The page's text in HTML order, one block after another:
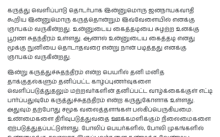
கருத்து வெளிப்பாடு தொடர்பாக இன்னுமொரு ஜனநாயகவாதி
கூறிய இன்னுமொரு கருத்தொன்றும் இவ்வேளையில் எனக்கு
ஞாபகம் வருகின்றது. உன்னுடைய கைத்தடியை சுழற்ற உனக்கு
பூரண சுதந்திரம் உள்ளது. ஆனால் உன்னுடைய கைத்தடி எனது
மூக்கு நுனியை தொடாதவரை என்று நான் படித்தது எனக்கு
ஞாபகம் வருகின்றது.
இன்று கருத்துச்சுதந்திரம் என்ற பெயரில் தனி மனித
தாக்குதல்களும் தனிப்பட்ட காழ்ப்புணர்வுகளை
வெளிப்படுத்துதலும் மற்றவர்களின் தனிப்பட்ட வாழ்க்கைக்குள் எட்டி
பார்ப்பதுவுமே கருத்துச்சுதந்திரம் என்ற கருதுகோளாக உள்ளது.
அதுவும் தற்போது சமூக வலைத்தளங்கள் பல்கிப்பெருகியமை.
உண்மைகளை திரிவுபடுத்துவதை ஊக்கமளிக்கும் நிலைமைகளை
ஏற்படுத்துதப்பட்டுள்ளது. போலிப் பெயர்களில், போலி முகங்களில்